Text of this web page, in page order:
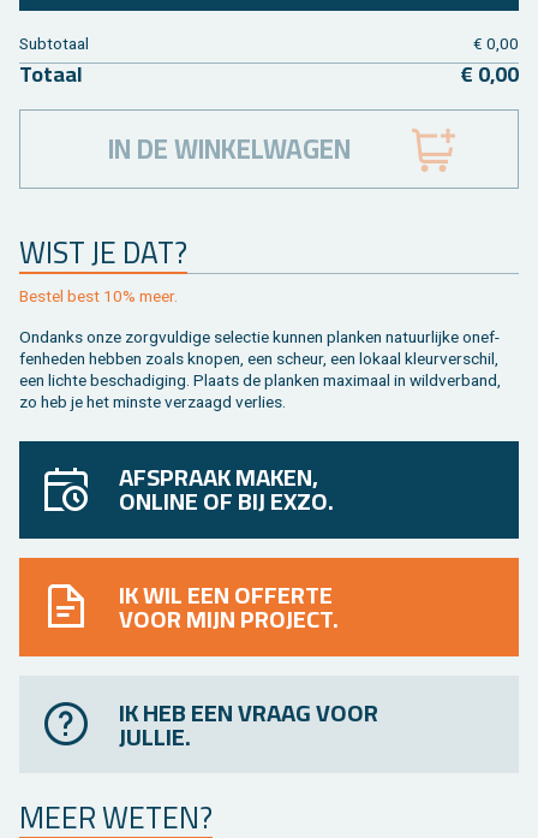
WIST JE DAT?
Be­stel best 10% meer.
On­danks onze zorg­vul­di­ge se­lec­tie kun­nen plan­ken na­tuur­lij­ke on­ef­
fen­he­den heb­ben zoals kno­pen, een scheur, een lo­kaal kleur­ver­schil,
een lich­te be­scha­di­ging. Plaats de plan­ken maxi­maal in wild­ver­band,
zo heb je het min­ste ver­zaagd ver­lies.
Sub­to­taal € 0,00
To­taal € 0,00
IN DE WINKELWAGEN
AFSPRAAK MAKEN,
ONLINE OF BIJ EXZO.
IK WIL EEN OFFERTE
VOOR MIJN PROJECT.
IK HEB EEN VRAAG VOOR
JULLIE.
MEER WETEN?